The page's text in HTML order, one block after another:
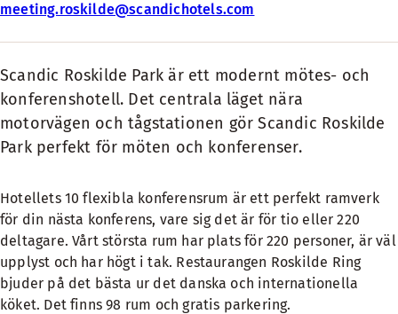
meeting.roskilde@scandichotels.com
Scandic Roskilde Park är ett modernt mötes- och
konferenshotell. Det centrala läget nära
motorvägen och tågstationen gör Scandic Roskilde
Park perfekt för möten och konferenser.
Hotellets 10 flexibla konferensrum är ett perfekt ramverk
för din nästa konferens, vare sig det är för tio eller 220
deltagare. Vårt största rum har plats för 220 personer, är väl
upplyst och har högt i tak. Restaurangen Roskilde Ring
bjuder på det bästa ur det danska och internationella
köket. Det finns 98 rum och gratis parkering.